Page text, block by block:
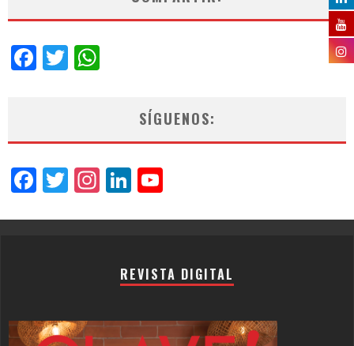
Facebook
Twitter
SÍGUENOS:
Facebook
Twitter
Instagram
LinkedIn
REVISTA DIGITAL